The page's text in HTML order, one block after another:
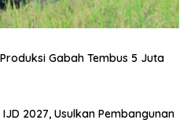
Gabah Tembus 5 Juta
2027, Usulkan Pembangunan